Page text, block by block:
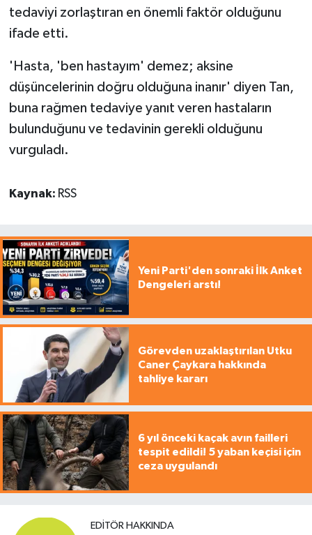
tedaviyi zorlaştıran en önemli faktör olduğunu
ifade etti.
'Hasta, 'ben hastayım' demez; aksine
düşüncelerinin doğru olduğuna inanır' diyen Tan,
buna rağmen tedaviye yanıt veren hastaların
bulunduğunu ve tedavinin gerekli olduğunu
vurguladı.
Kaynak: RSS
Yeni Parti'den sonraki İlk Anket
Dengeleri arstı!
Görevden uzaklaştırılan Utku
Caner Çaykara hakkında
tahliye kararı
6 yıl önceki kaçak avın failleri
tespit edildi! 5 yaban keçisi için
ceza uygulandı
EDITÖR HAKKINDA